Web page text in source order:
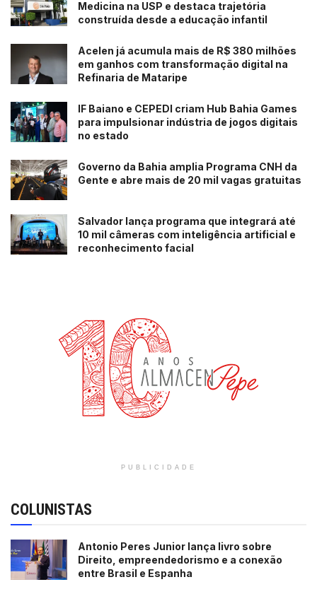
Medicina na USP e destaca trajetória
construída desde a educação infantil
Acelen já acumula mais de R$ 380 milhões
em ganhos com transformação digital na
Refinaria de Mataripe
IF Baiano e CEPEDI criam Hub Bahia Games
para impulsionar indústria de jogos digitais
no estado
Governo da Bahia amplia Programa CNH da
Gente e abre mais de 20 mil vagas gratuitas
Salvador lança programa que integrará até
10 mil câmeras com inteligência artificial e
reconhecimento facial
PUBLICIDADE
COLUNISTAS
Antonio Peres Junior lança livro sobre
Direito, empreendedorismo e a conexão
entre Brasil e Espanha